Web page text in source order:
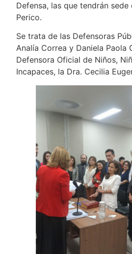
Defensa, las que tendrán
Perico.
Se trata de las Defensoras
Analía Correa y Daniela Paola
Defensora Oficial de Niños,
Incapaces, la Dra. Cecilia